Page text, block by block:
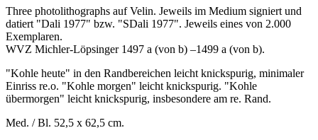
Three photolithographs auf Velin. Jeweils im Medium signiert und
datiert "Dali 1977" bzw. "SDali 1977". Jeweils eines von 2.000
Exemplaren.
WVZ Michler-Löpsinger 1497 a (von b) –1499 a (von b).
"Kohle heute" in den Randbereichen leicht knickspurig, minimaler
Einriss re.o. "Kohle morgen" leicht knickspurig. "Kohle
übermorgen" leicht knickspurig, insbesondere am re. Rand.
Med. / Bl. 52,5 x 62,5 cm.